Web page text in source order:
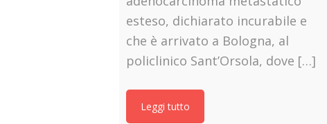
esteso, dichiarato incurabile e
che è arrivato a Bologna, al
policlinico Sant’Orsola, dove […]
Leggi tutto